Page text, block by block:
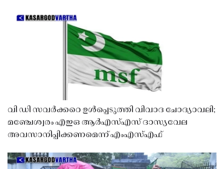
വി ഡി സവർക്കറെ ഉൾപ്പെടുത്തി വിവാദ ചോദ്യാവലി;
മഞ്ചേശ്വരം എഇഒ ആർഎസ്എസ് ദാസ്യവേല
അവസാനിപ്പിക്കണമെന്ന് എംഎസ്എഫ്